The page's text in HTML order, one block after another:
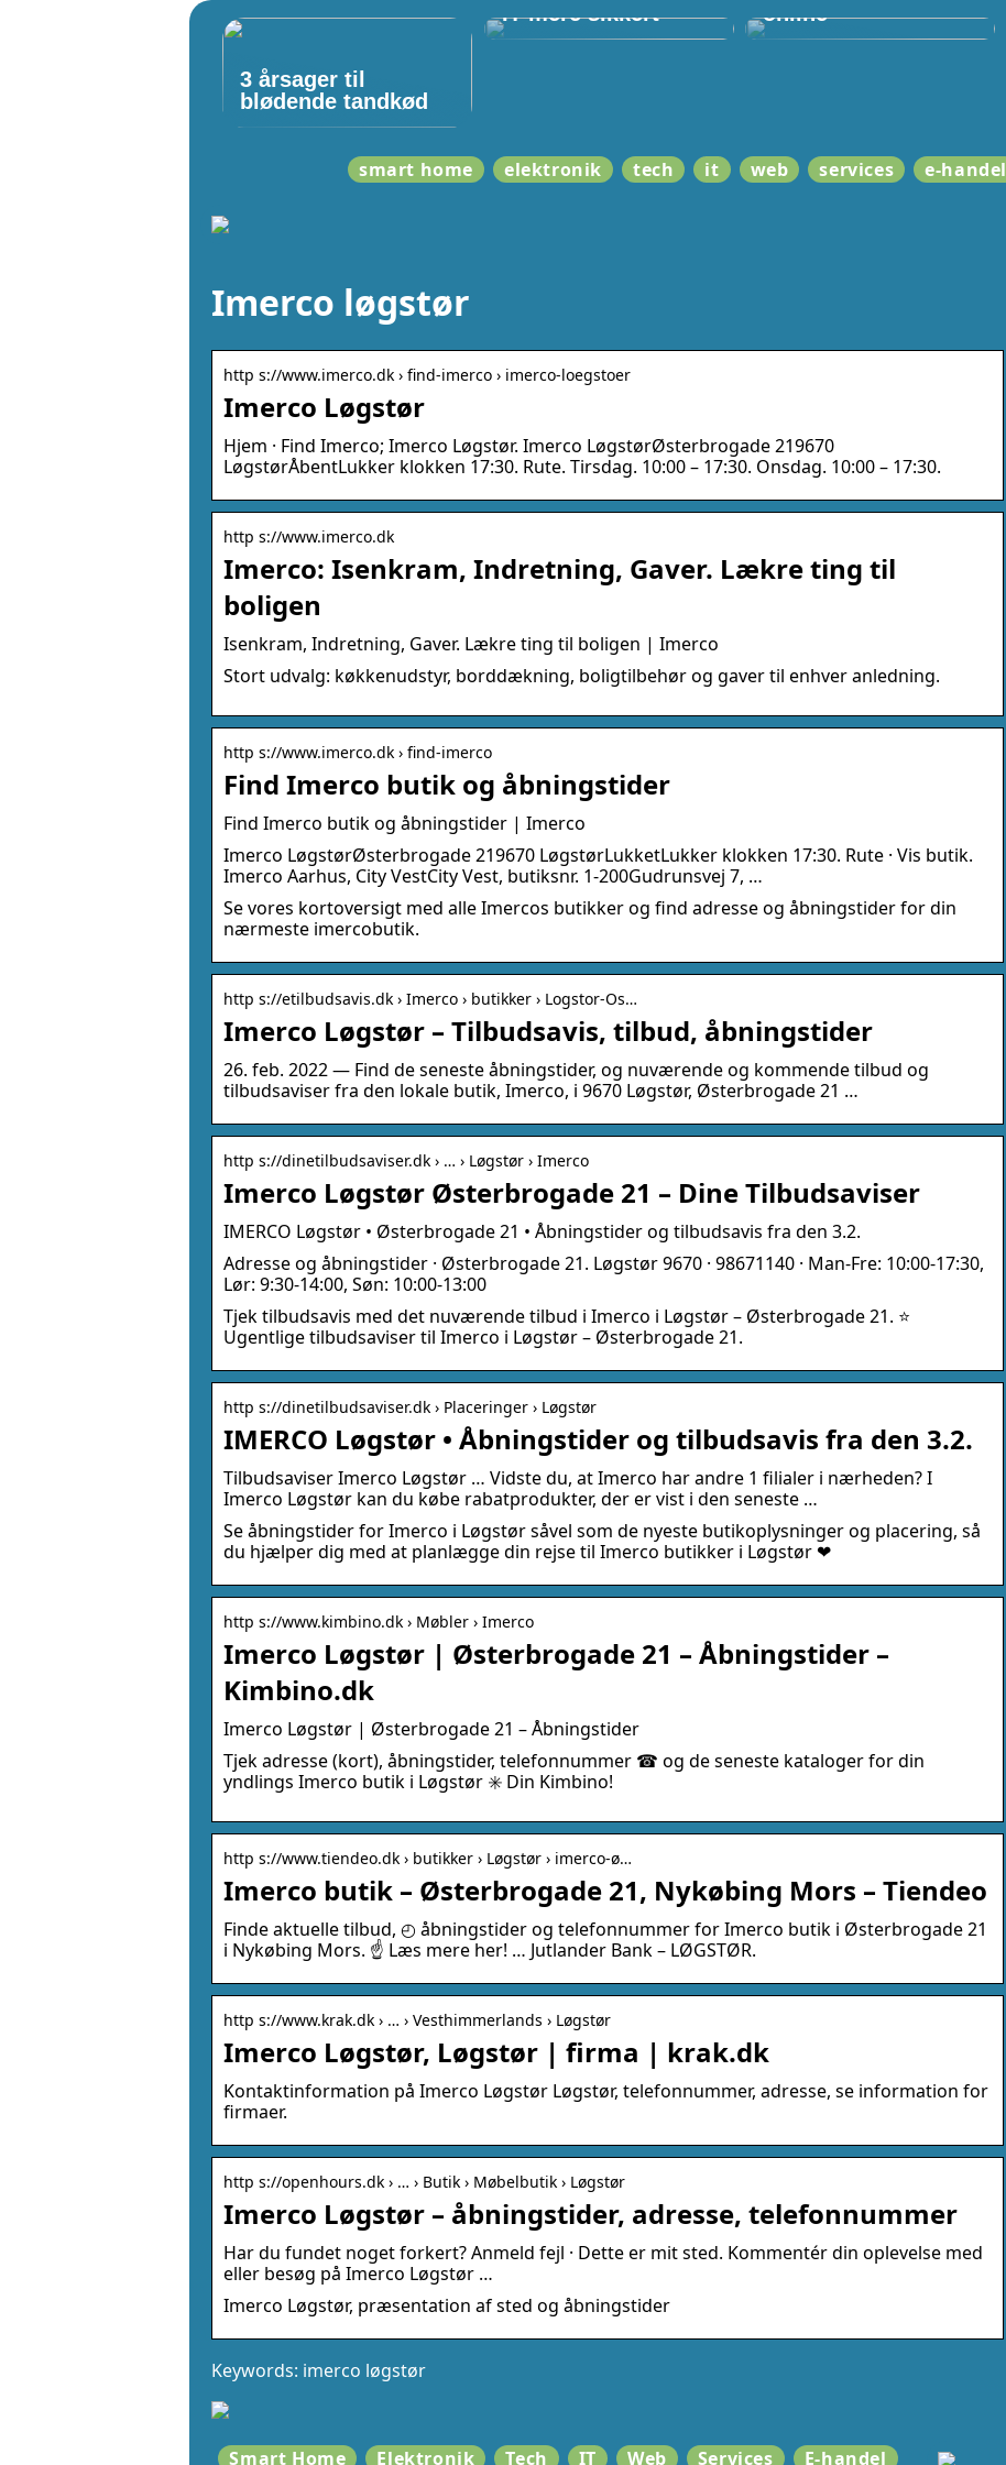
3 årsager til
blødende tandkød
IT mere sikkert
online
smart home elektronik tech it web services e-handel
Imerco løgstør
http s://www.imerco.dk › find-imerco › imerco-loegstoer
Imerco Løgstør
Hjem · Find Imerco; Imerco Løgstør. Imerco LøgstørØsterbrogade 219670
LøgstørÅbentLukker klokken 17:30. Rute. Tirsdag. 10:00 – 17:30. Onsdag. 10:00 – 17:30.
http s://www.imerco.dk
Imerco: Isenkram, Indretning, Gaver. Lækre ting til
boligen
Isenkram, Indretning, Gaver. Lækre ting til boligen | Imerco
Stort udvalg: køkkenudstyr, borddækning, boligtilbehør og gaver til enhver anledning.
http s://www.imerco.dk › find-imerco
Find Imerco butik og åbningstider
Find Imerco butik og åbningstider | Imerco
Imerco LøgstørØsterbrogade 219670 LøgstørLukketLukker klokken 17:30. Rute · Vis butik.
Imerco Aarhus, City VestCity Vest, butiksnr. 1-200Gudrunsvej 7, …
Se vores kortoversigt med alle Imercos butikker og find adresse og åbningstider for din
nærmeste imercobutik.
http s://etilbudsavis.dk › Imerco › butikker › Logstor-Os…
Imerco Løgstør – Tilbudsavis, tilbud, åbningstider
26. feb. 2022 — Find de seneste åbningstider, og nuværende og kommende tilbud og
tilbudsaviser fra den lokale butik, Imerco, i 9670 Løgstør, Østerbrogade 21 …
http s://dinetilbudsaviser.dk › … › Løgstør › Imerco
Imerco Løgstør Østerbrogade 21 – Dine Tilbudsaviser
IMERCO Løgstør • Østerbrogade 21 • Åbningstider og tilbudsavis fra den 3.2.
Adresse og åbningstider · Østerbrogade 21. Løgstør 9670 · 98671140 · Man-Fre: 10:00-17:30,
Lør: 9:30-14:00, Søn: 10:00-13:00
Tjek tilbudsavis med det nuværende tilbud i Imerco i Løgstør – Østerbrogade 21. ⭐
Ugentlige tilbudsaviser til Imerco i Løgstør – Østerbrogade 21.
http s://dinetilbudsaviser.dk › Placeringer › Løgstør
IMERCO Løgstør • Åbningstider og tilbudsavis fra den 3.2.
Tilbudsaviser Imerco Løgstør … Vidste du, at Imerco har andre 1 filialer i nærheden? I
Imerco Løgstør kan du købe rabatprodukter, der er vist i den seneste …
Se åbningstider for Imerco i Løgstør såvel som de nyeste butikoplysninger og placering, så
du hjælper dig med at planlægge din rejse til Imerco butikker i Løgstør ❤
http s://www.kimbino.dk › Møbler › Imerco
Imerco Løgstør | Østerbrogade 21 – Åbningstider –
Kimbino.dk
Imerco Løgstør | Østerbrogade 21 – Åbningstider
Tjek adresse (kort), åbningstider, telefonnummer ☎ og de seneste kataloger for din
yndlings Imerco butik i Løgstør ✳️ Din Kimbino!
http s://www.tiendeo.dk › butikker › Løgstør › imerco-ø…
Imerco butik – Østerbrogade 21, Nykøbing Mors – Tiendeo
Finde aktuelle tilbud, ◴ åbningstider og telefonnummer for Imerco butik i Østerbrogade 21
i Nykøbing Mors. ☝ Læs mere her! … Jutlander Bank – LØGSTØR.
http s://www.krak.dk › … › Vesthimmerlands › Løgstør
Imerco Løgstør, Løgstør | firma | krak.dk
Kontaktinformation på Imerco Løgstør Løgstør, telefonnummer, adresse, se information for
firmaer.
http s://openhours.dk › … › Butik › Møbelbutik › Løgstør
Imerco Løgstør – åbningstider, adresse, telefonnummer
Har du fundet noget forkert? Anmeld fejl · Dette er mit sted. Kommentér din oplevelse med
eller besøg på Imerco Løgstør …
Imerco Løgstør, præsentation af sted og åbningstider
Keywords: imerco løgstør
Smart Home Elektronik Tech IT Web Services E-handel